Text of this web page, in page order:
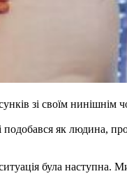
зі своїм нинішнім
як людина,
була наступна.